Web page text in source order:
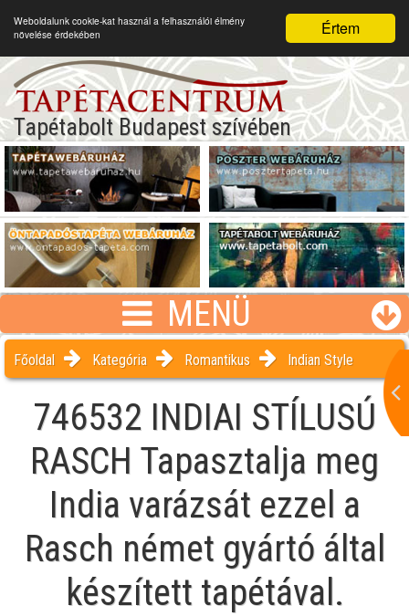
Értem
Weboldalunk cookie-kat használ a felhasználói élmény
növelése érdekében
Tapétabolt Budapest szívében
MENÜ
Főoldal Kategória Romantikus Indian Style
746532 INDIAI STÍLUSÚ
RASCH Tapasztalja meg
India varázsát ezzel a
Rasch német gyártó által
készített tapétával.